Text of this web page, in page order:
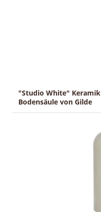
"Studio White" Keramik
Bodensäule von Gilde